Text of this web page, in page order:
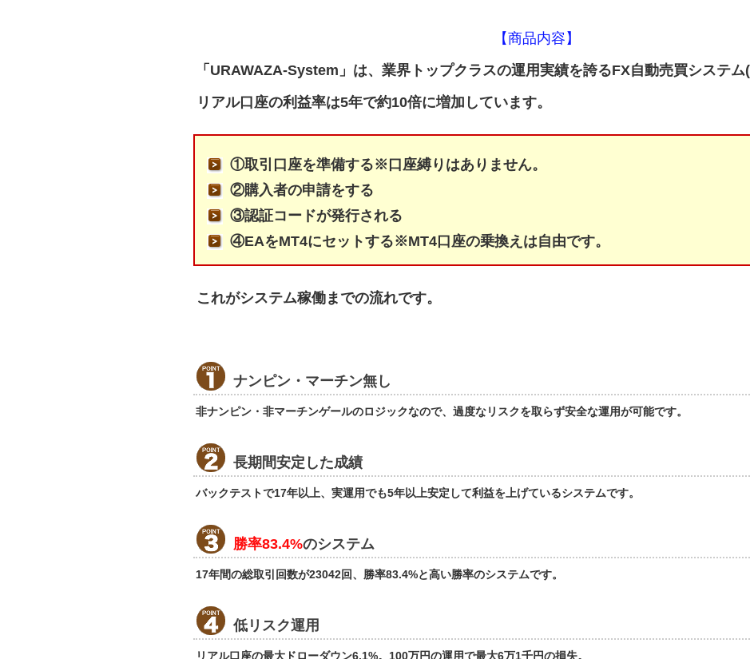
【商品内容】
「URAWAZA-System」は、業界トップクラスの運用実績を誇るFX自動売買システム
リアル口座の利益率は5年で約10倍に増加しています。
①取引口座を準備する※口座縛りはありません。
②購入者の申請をする
③認証コードが発行される
④EAをMT4にセットする※MT4口座の乗換えは自由です。
これがシステム稼働までの流れです。
ナンピン・マーチン無し
非ナンピン・非マーチンゲールのロジックなので、過度なリスクを取らず安全な運用が可能です。
長期間安定した成績
バックテストで17年以上、実運用でも5年以上安定して利益を上げているシステムです。
勝率83.4%のシステム
17年間の総取引回数が23042回、勝率83.4%と高い勝率のシステムです。
低リスク運用
リアル口座の最大ドローダウン6.1%。100万円の運用で最大6万1千円の損失。